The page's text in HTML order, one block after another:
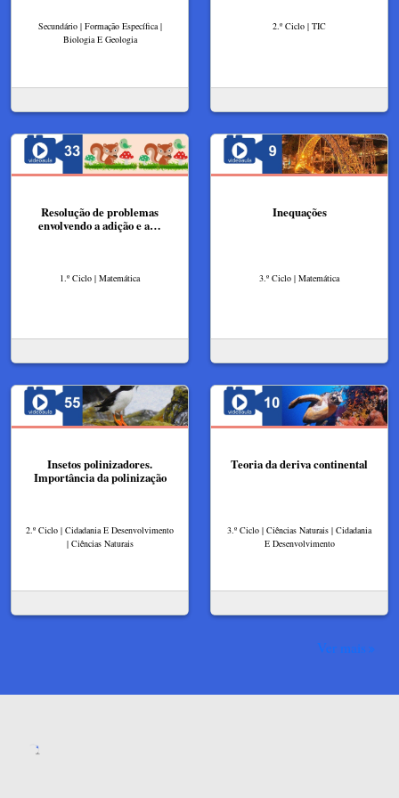
Secundário | Formação Específica |
Biologia E Geologia
2.º Ciclo | TIC
Resolução de problemas
envolvendo a adição e a…
1.º Ciclo | Matemática
Inequações
3.º Ciclo | Matemática
Insetos polinizadores.
Importância da polinização
2.º Ciclo | Cidadania E Desenvolvimento
| Ciências Naturais
Teoria da deriva continental
3.º Ciclo | Ciências Naturais | Cidadania
E Desenvolvimento
Ver mais